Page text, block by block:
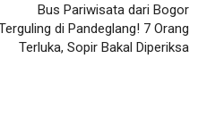
Bus Pariwisata dari Bogor
di Pandeglang! 7 Orang
Terluka, Sopir Bakal Diperiksa